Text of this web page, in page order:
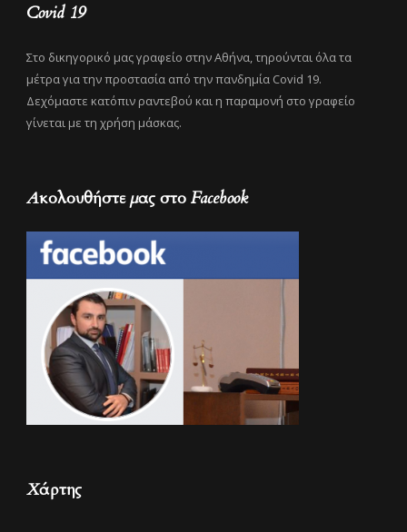
Covid 19
Στο δικηγορικό μας γραφείο στην Αθήνα, τηρούνται όλα τα
μέτρα για την προστασία από την πανδημία Covid 19.
Δεχόμαστε κατόπιν ραντεβού και η παραμονή στο γραφείο
γίνεται με τη χρήση μάσκας.
Ακολουθήστε μας στο Facebook
Χάρτης